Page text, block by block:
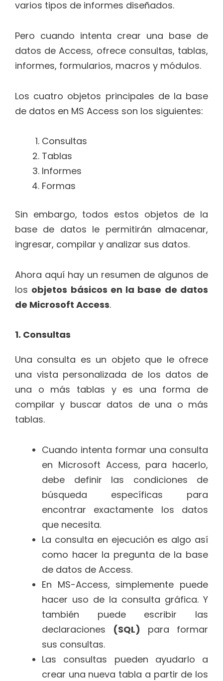
varios tipos de informes diseñados.
Pero cuando intenta crear una base de
datos de Access, ofrece consultas, tablas,
informes, formularios, macros y módulos.
Los cuatro objetos principales de la base
de datos en MS Access son los siguientes:
Consultas
Tablas
Informes
Formas
Sin embargo, todos estos objetos de la
base de datos le permitirán almacenar,
ingresar, compilar y analizar sus datos.
Ahora aquí hay un resumen de algunos de
los objetos básicos en la base de datos
de Microsoft Access.
1. Consultas
Una consulta es un objeto que le ofrece
una vista personalizada de los datos de
una o más tablas y es una forma de
compilar y buscar datos de una o más
tablas.
Cuando intenta formar una consulta
en Microsoft Access, para hacerlo,
debe definir las condiciones de
búsqueda específicas para
encontrar exactamente los datos
que necesita.
La consulta en ejecución es algo así
como hacer la pregunta de la base
de datos de Access.
En MS-Access, simplemente puede
hacer uso de la consulta gráfica. Y
también puede escribir las
declaraciones (SQL) para formar
sus consultas.
Las consultas pueden ayudarlo a
crear una nueva tabla a partir de los